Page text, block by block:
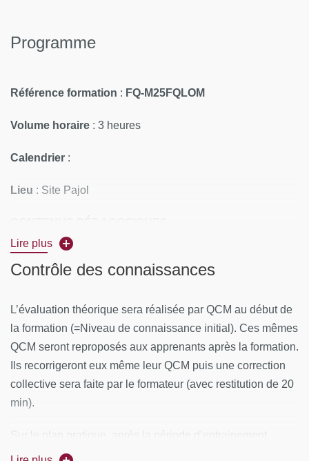
Programme
Référence formation : FQ-M25FQLOM
Volume horaire : 3 heures
Calendrier :
Lieu : Site Pajol
Rappel points essentiels des recommandations de la
Haute Autorité de Santé
échographe)
Entraînement sur mannequin de la réalisation du geste
Entraînement sur mannequin de la pratique de
l’anesthésie locale avant le geste
vidéo 3D de la réalisation de la ponction lombaire sera
Lire plus
Contrôle des connaissances
L’évaluation théorique sera réalisée par QCM au début de
la formation (=Niveau de connaissance initial). Ces mêmes
QCM seront reproposés aux apprenants après la formation.
Ils recorrigeront eux même leur QCM puis une correction
collective sera faite par le formateur (avec restitution de 20
min).
Sur le plan pratique
, après la période d’entrainement,
l’apprenant sera évalué sur la réalisation du geste dans